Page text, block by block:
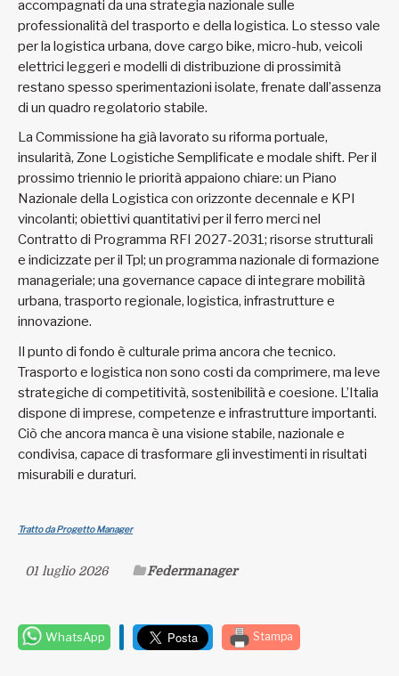
accompagnati da una strategia nazionale sulle
professionalità del trasporto e della logistica. Lo stesso vale
per la logistica urbana, dove cargo bike, micro-hub, veicoli
elettrici leggeri e modelli di distribuzione di prossimità
restano spesso sperimentazioni isolate, frenate dall’assenza
di un quadro regolatorio stabile.
La Commissione ha già lavorato su riforma portuale,
insularità, Zone Logistiche Semplificate e modale shift. Per il
prossimo triennio le priorità appaiono chiare: un Piano
Nazionale della Logistica con orizzonte decennale e KPI
vincolanti; obiettivi quantitativi per il ferro merci nel
Contratto di Programma RFI 2027-2031; risorse strutturali
e indicizzate per il Tpl; un programma nazionale di formazione
manageriale; una governance capace di integrare mobilità
urbana, trasporto regionale, logistica, infrastrutture e
innovazione.
Il punto di fondo è culturale prima ancora che tecnico.
Trasporto e logistica non sono costi da comprimere, ma leve
strategiche di competitività, sostenibilità e coesione. L’Italia
dispone di imprese, competenze e infrastrutture importanti.
Ciò che ancora manca è una visione stabile, nazionale e
condivisa, capace di trasformare gli investimenti in risultati
misurabili e duraturi.
Tratto da Progetto Manager
01 luglio 2026 Federmanager
WhatsApp Stampa